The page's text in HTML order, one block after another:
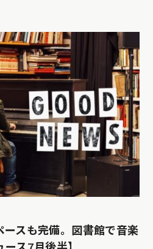
ースも完備。図書館で音楽